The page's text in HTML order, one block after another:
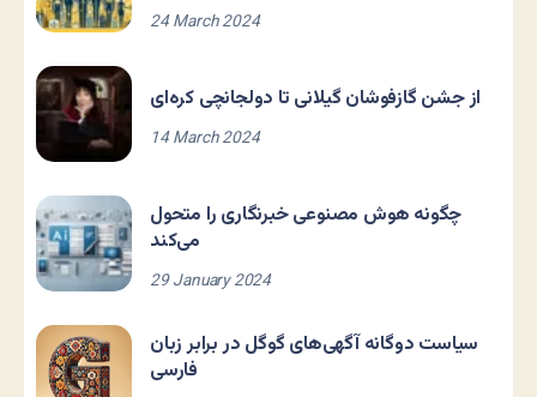
24 March 2024
از جشن گازفوشان گیلانی تا دولجانچی کره‌ای
14 March 2024
چگونه هوش مصنوعی خبرنگاری را متحول
می‌کند
29 January 2024
سیاست دوگانه آگهی‌های گوگل در برابر زبان
فارسی